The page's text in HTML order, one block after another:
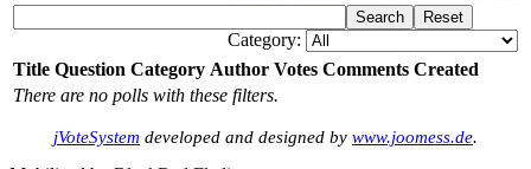
Category:
Title Question Category Author Votes Comments Created
There are no polls with these filters.
jVoteSystem developed and designed by www.joomess.de.